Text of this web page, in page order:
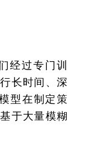
经过专门训
长时间、深
型在制定策
于大量模糊